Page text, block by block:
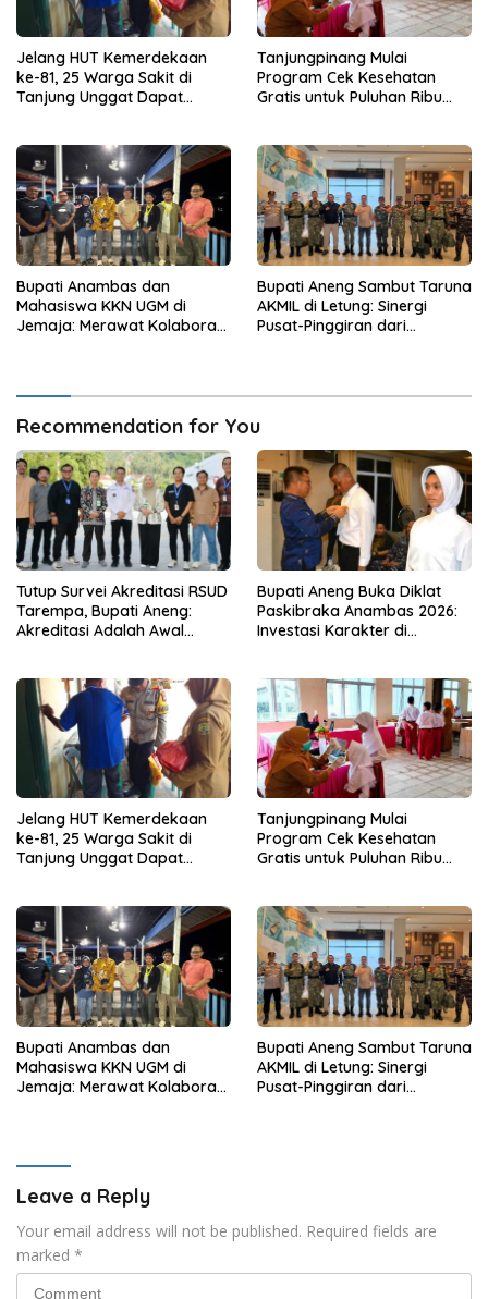
Jelang HUT Kemerdekaan
ke-81, 25 Warga Sakit di
Tanjung Unggat Dapat
Tanjungpinang Mulai
Program Cek Kesehatan
Gratis untuk Puluhan Ribu
Bupati Anambas dan
Mahasiswa KKN UGM di
Jemaja: Merawat Kolaborasi
Bupati Aneng Sambut Taruna
AKMIL di Letung: Sinergi
Pusat-Pinggiran dari
Recommendation for You
Tutup Survei Akreditasi RSUD
Tarempa, Bupati Aneng:
Akreditasi Adalah Awal
Bupati Aneng Buka Diklat
Paskibraka Anambas 2026:
Investasi Karakter di
Jelang HUT Kemerdekaan
ke-81, 25 Warga Sakit di
Tanjung Unggat Dapat
Tanjungpinang Mulai
Program Cek Kesehatan
Gratis untuk Puluhan Ribu
Bupati Anambas dan
Mahasiswa KKN UGM di
Jemaja: Merawat Kolaborasi
Bupati Aneng Sambut Taruna
AKMIL di Letung: Sinergi
Pusat-Pinggiran dari
Leave a Reply
Your email address will not be published. Required fields are
marked *